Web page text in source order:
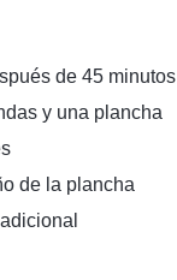
de 45
y una plancha
de la plancha